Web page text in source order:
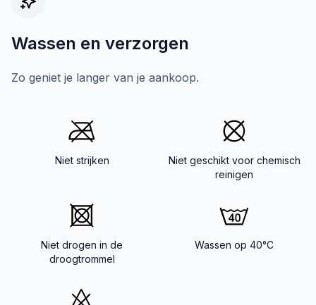
Wassen en verzorgen
Zo geniet je langer van je aankoop.
Niet strijken
Niet geschikt voor chemisch
reinigen
Niet drogen in de
droogtrommel
Wassen op 40°C